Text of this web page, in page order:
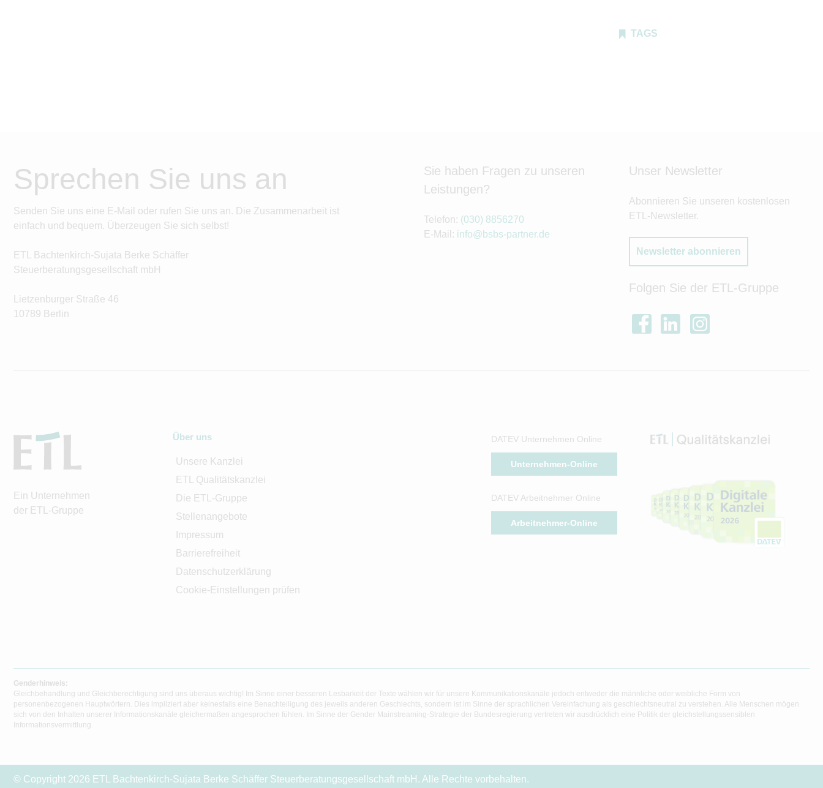
TAGS
Sprechen Sie uns an
Senden Sie uns eine E-Mail oder rufen Sie uns an. Die Zusammenarbeit ist
einfach und bequem. Überzeugen Sie sich selbst!
ETL Bachtenkirch-Sujata Berke Schäffer
Steuerberatungsgesellschaft mbH
Lietzenburger Straße 46
10789 Berlin
Sie haben Fragen zu unseren
Leistungen?
Telefon: (030) 8856270
E-Mail: info@bsbs-partner.de
Unser Newsletter
Abonnieren Sie unseren kostenlosen
ETL-Newsletter.
Newsletter abonnieren
Folgen Sie der ETL-Gruppe
Ein Unternehmen
der ETL-Gruppe
Über uns
Unsere Kanzlei
ETL Qualitätskanzlei
Die ETL-Gruppe
Stellenangebote
Impressum
Barrierefreiheit
Datenschutzerklärung
Cookie-Einstellungen prüfen
DATEV Unternehmen Online
Unternehmen-Online
DATEV Arbeitnehmer Online
Arbeitnehmer-Online
Genderhinweis:
Gleichbehandlung und Gleichberechtigung sind uns überaus wichtig! Im Sinne einer besseren Lesbarkeit der Texte wählen wir für unsere Kommunikationskanäle jedoch entweder die männliche oder weibliche Form von
personenbezogenen Hauptwörtern. Dies impliziert aber keinesfalls eine Benachteiligung des jeweils anderen Geschlechts, sondern ist im Sinne der sprachlichen Vereinfachung als geschlechtsneutral zu verstehen. Alle Menschen mögen
sich von den Inhalten unserer Informationskanäle gleichermaßen angesprochen fühlen. Im Sinne der Gender Mainstreaming-Strategie der Bundesregierung vertreten wir ausdrücklich eine Politik der gleichstellungssensiblen
Informationsvermittlung.
© Copyright 2026 ETL Bachtenkirch-Sujata Berke Schäffer Steuerberatungsgesellschaft mbH. Alle Rechte vorbehalten.